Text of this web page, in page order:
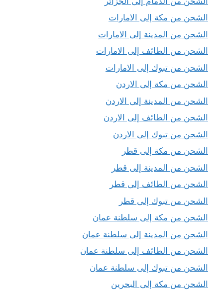
الشحن من مكة إلى الامارات
الشحن من المدينة إلى الامارات
الشحن من الطائف إلى الامارات
الشحن من تبوك إلى الامارات
الشحن من مكة إلى الاردن
الشحن من المدينة إلى الاردن
الشحن من الطائف إلى الاردن
الشحن من تبوك إلى الاردن
الشحن من مكة إلى قطر
الشحن من المدينة إلى قطر
الشحن من الطائف إلى قطر
الشحن من تبوك إلى قطر
الشحن من مكة إلى سلطنة عمان
الشحن من المدينة إلى سلطنة عمان
الشحن من الطائف إلى سلطنة عمان
الشحن من تبوك إلى سلطنة عمان
الشحن من مكة إلى البحرين